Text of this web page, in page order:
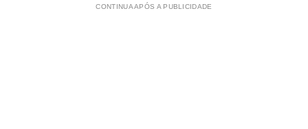
CONTINUA APÓS A PUBLICIDADE